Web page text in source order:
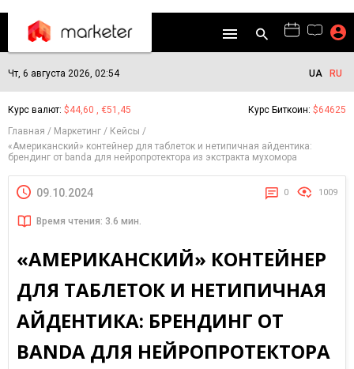
Чт, 6 августа 2026, 02:54 UA RU
Курс валют: $44,60 , €51,45 Курс Биткоин: $64625
Главная
Маркетинг
Кейсы
«Американский» контейнер для таблеток и нетипичная айдентика:
брендинг от banda для нейропротектора из экстракта мухомора
09.10.2024 0 1009
Время чтения: 3.6 мин.
«АМЕРИКАНСКИЙ» КОНТЕЙНЕР
ДЛЯ ТАБЛЕТОК И НЕТИПИЧНАЯ
АЙДЕНТИКА: БРЕНДИНГ ОТ
BANDA ДЛЯ НЕЙРОПРОТЕКТОРА